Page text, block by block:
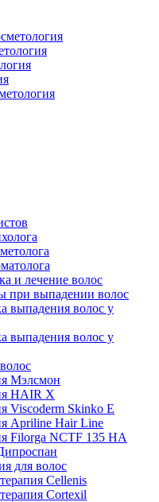
и лечение волос
при выпадении волос
выпадения волос у
выпадения волос у
Мэлсмон
HAIR X
Viscoderm Skinko E
Apriline Hair Line
Filorga NCTF 135 HA
для волос
Cellenis
Cortexil